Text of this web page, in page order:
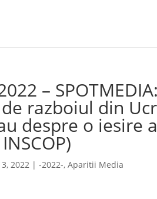
–
razboiul din
despre o iesire
2022 |-2022-,Aparitii Media